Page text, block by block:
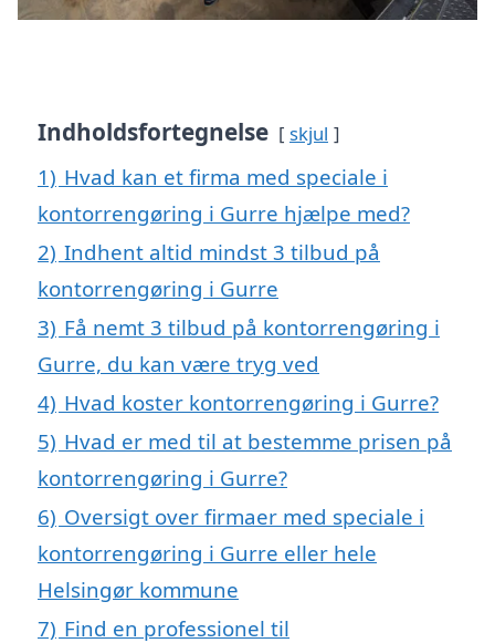
Indholdsfortegnelse skjul
1) Hvad kan et firma med speciale i
kontorrengøring i Gurre hjælpe med?
2) Indhent altid mindst 3 tilbud på
kontorrengøring i Gurre
3) Få nemt 3 tilbud på kontorrengøring i
Gurre, du kan være tryg ved
4) Hvad koster kontorrengøring i Gurre?
5) Hvad er med til at bestemme prisen på
kontorrengøring i Gurre?
6) Oversigt over firmaer med speciale i
kontorrengøring i Gurre eller hele
Helsingør kommune
7) Find en professionel til